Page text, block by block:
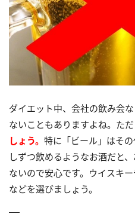
ダイエット中、会社の飲み会
ないこともありますよね。ただ
しょう。 特に「ビール」はそ
しずつ飲めるようなお酒だと
ないので安心です。ウイスキ
などを選びましょう。